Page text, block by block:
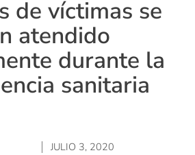
de víctimas se
atendido
durante la
sanitaria
JULIO 3, 2020